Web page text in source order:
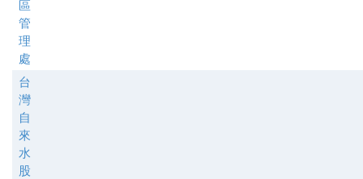
區
管
理
處
台
灣
自
來
水
股